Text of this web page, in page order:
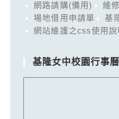
網路請購(備用)
維
場地借用申請單
基
網站維護之css使用說
基隆女中校園行事曆